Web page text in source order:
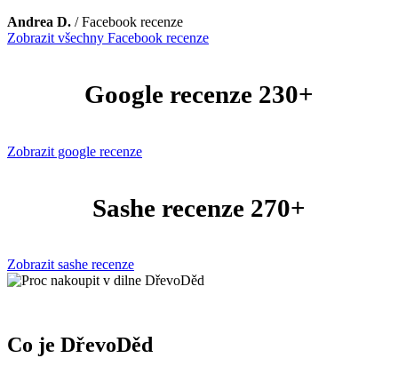
Andrea D. /Facebook recenze
Zobrazit všechny Facebook recenze
Google recenze 230+
Zobrazit google recenze
Sashe recenze 270+
Zobrazit sashe recenze
Co je DřevoDěd